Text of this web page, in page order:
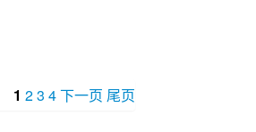
1 23 4下一页 尾页